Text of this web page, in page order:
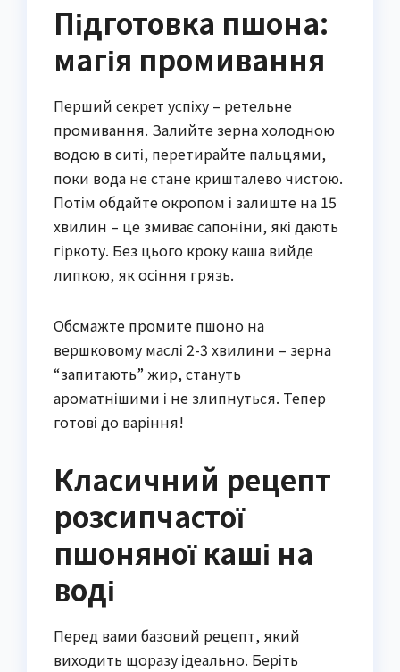
Підготовка пшона:
магія промивання
Перший секрет успіху – ретельне
промивання. Залийте зерна холодною
водою в ситі, перетирайте пальцями,
поки вода не стане кришталево чистою.
Потім обдайте окропом і залиште на 15
хвилин – це змиває сапоніни, які дають
гіркоту. Без цього кроку каша вийде
липкою, як осіння грязь.
Обсмажте промите пшоно на
вершковому маслі 2-3 хвилини – зерна
“запитають” жир, стануть
ароматнішими і не злипнуться. Тепер
готові до варіння!
Класичний рецепт
розсипчастої
пшоняної каші на
воді
Перед вами базовий рецепт, який
виходить щоразу ідеально. Беріть